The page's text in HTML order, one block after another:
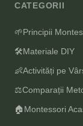
CATEGORII
🌱Principii
🛠️Materiale DIY
👶Activități pe
⚖️Comparații
🏠Montessori